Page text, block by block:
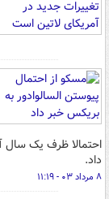
احتمالا ظرف یک سال
داد.
۸ مرداد ۰۳ - ۱۱:۱۹